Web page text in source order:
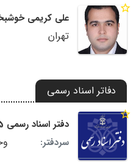
علی کریمی
تهران
دفاتر اسناد رسمی
دفتر اسناد رسمی 625 بابل
سردفتر: